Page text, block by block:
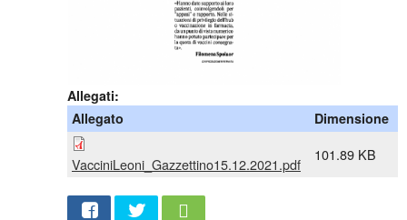
Allegati:
Allegato
Dimensione
VacciniLeoni_Gazzettino15.12.2021.pdf
101.89 KB